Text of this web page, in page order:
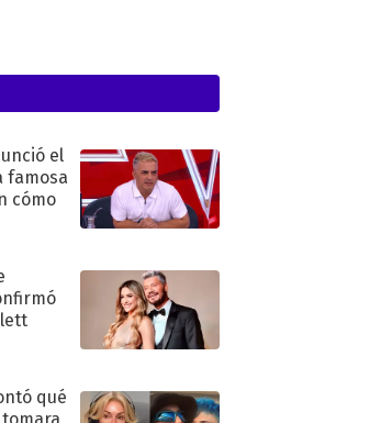
el
famosa
cómo
qué